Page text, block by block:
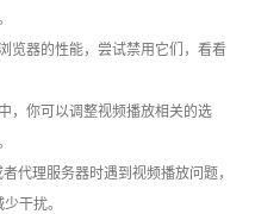
览器的性能，尝试禁用它们，看看
，你可以调整视频播放相关的选
代理服务器时遇到视频播放问题，
干扰。